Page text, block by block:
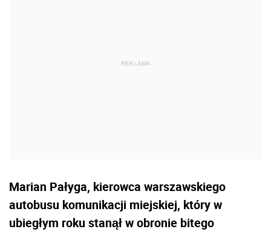
Marian Pałyga, kierowca warszawskiego
autobusu komunikacji miejskiej, który w
ubiegłym roku stanął w obronie bitego